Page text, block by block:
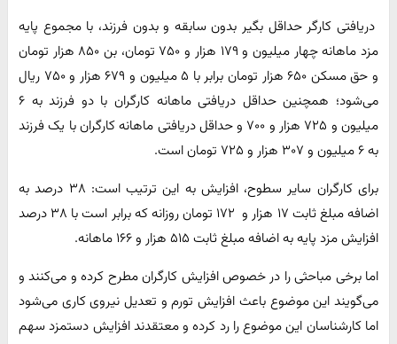
دریافتی کارگر حداقل بگیر بدون سابقه و بدون فرزند، با مجموع پایه
مزد ماهانه چهار میلیون و ۱۷۹ هزار و ۷۵۰ تومان، بن ۸۵۰ هزار تومان
و حق مسکن ۶۵۰ هزار تومان برابر با ۵ میلیون و ۶۷۹ هزار و ۷۵۰ ریال
می‌شود؛ همچنین حداقل دریافتی ماهانه کارگران با دو فرزند به ۶
میلیون و ۷۲۵ هزار و ۷۰۰ و حداقل دریافتی ماهانه کارگران با یک فرزند
به ۶ میلیون و ۳۰۷ هزار و ۷۲۵ تومان است.
برای کارگران سایر سطوح، افزایش به این ترتیب است: ۳۸ درصد به
اضافه مبلغ ثابت ۱۷ هزار و ۱۷۲ تومان روزانه که برابر است با ۳۸ درصد
افزایش مزد پایه به اضافه مبلغ ثابت ۵۱۵ هزار و ۱۶۶ ماهانه.
اما برخی مباحثی را در خصوص افزایش کارگران مطرح کرده و می‌کنند و
می‌گویند این موضوع باعث افزایش تورم و تعدیل نیروی کاری می‌شود
اما کارشناسان این موضوع را رد کرده و معتقدند افزایش دستمزد سهم